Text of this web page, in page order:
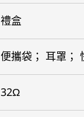
禮盒
便攜袋； 耳罩；
32Ω